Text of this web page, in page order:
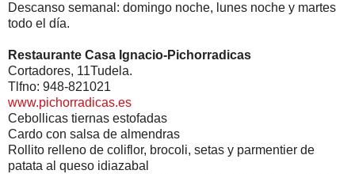
Descanso semanal: domingo noche, lunes noche y martes
todo el día.
Restaurante Casa Ignacio-Pichorradicas
Cortadores, 11Tudela.
Tlfno: 948-821021
www.pichorradicas.es
Cebollicas tiernas estofadas
Cardo con salsa de almendras
Rollito relleno de coliflor, brocoli, setas y parmentier de
patata al queso idiazabal